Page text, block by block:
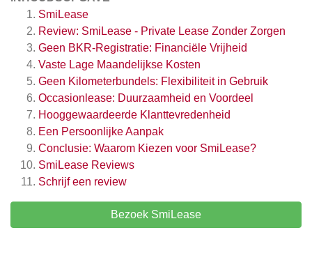
SmiLease
Review: SmiLease - Private Lease Zonder Zorgen
Geen BKR-Registratie: Financiële Vrijheid
Vaste Lage Maandelijkse Kosten
Geen Kilometerbundels: Flexibiliteit in Gebruik
Occasionlease: Duurzaamheid en Voordeel
Hooggewaardeerde Klanttevredenheid
Een Persoonlijke Aanpak
Conclusie: Waarom Kiezen voor SmiLease?
SmiLease Reviews
Schrijf een review
Bezoek SmiLease